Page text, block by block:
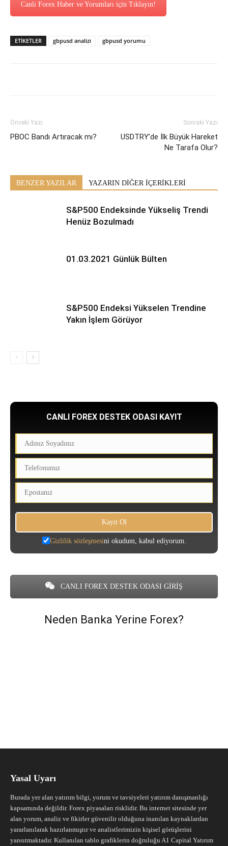
Canlı Forex Haber ve Yorumları için Tıklayın!
ETİKETLER gbpusd analizi gbpusd yorumu
Önceki Yazı
PBOC Bandı Artıracak mı?
Sonraki Yazı
USDTRY’de İlk Büyük Hareket
Ne Tarafa Olur?
BENZER YAZILAR YAZARIN DİĞER İÇERİKLERİ
S&P500 Endeksinde Yükseliş Trendi
Henüz Bozulmadı
01.03.2021 Günlük Bülten
S&P500 Endeksi Yükselen Trendine
Yakın İşlem Görüyor
CANLI FOREX DESTEK ODASI KAYIT
Gizlilik sözleşmesini okudum, kabul ediyorum.
CANLI FOREX DESTEK ODASI GİRİŞ
Neden Banka Yerine Forex?
Yasal Uyarı
Burada yer alan yatırım bilgi, yorum ve tavsiyeleri yatırım danışmanlığı
kapsamında değildir. Forex piyasaları risklidir. Bu internet sitesinde yer
alan yorum, analiz ve fikirler güvenilir olduğuna inanılan kaynaklardan
yararlanılarak hazırlanmıştır ve analistlerimizin kişisel görüşlerini
yansıtmaktadır. Kullanılan tablo grafiklerin doğruluğu A1 Capital Yatırım